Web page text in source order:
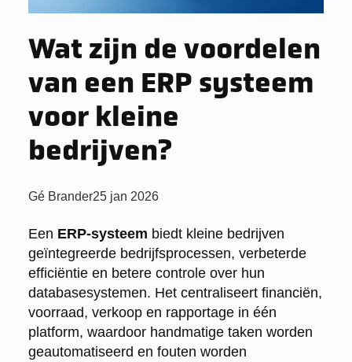
Wat zijn de voordelen
van een ERP systeem
voor kleine
bedrijven?
Posted
Gé Brander25 jan 2026
Een ERP-systeem biedt kleine bedrijven
geïntegreerde bedrijfsprocessen, verbeterde
efficiëntie en betere controle over hun
databasesystemen. Het centraliseert financiën,
voorraad, verkoop en rapportage in één
platform, waardoor handmatige taken worden
geautomatiseerd en fouten worden